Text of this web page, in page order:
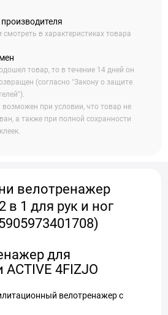
смотреть в характеристиках товара
товар, то в течение 14 дней он
(согласно "Закону о защите
возможен при условии, что товар не
а также при полной сохранности
велотренажер
в 1 для рук и ног
для
4FIZJO